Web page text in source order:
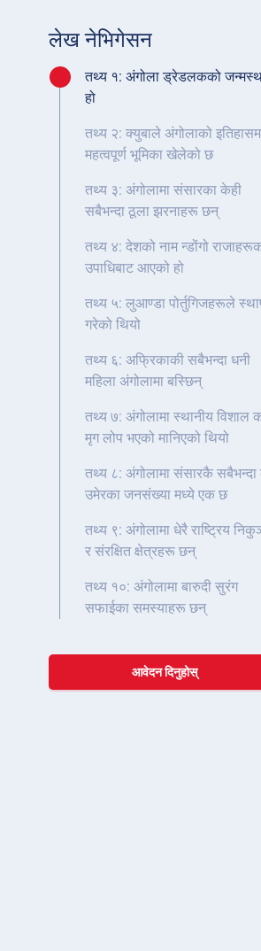
लेख नेभिगेसन
तथ्य १: अंगोला ड्रेडलकको
हो
तथ्य २: क्युबाले अंगोलाको
महत्वपूर्ण भूमिका खेलेको छ
तथ्य ३: अंगोलामा संसारका केही
सबैभन्दा ठूला झरनाहरू छन्
तथ्य ४: देशको नाम न्डोंगो
उपाधिबाट आएको हो
तथ्य ५: लुआण्डा पोर्तुगिजहरूले
गरेको थियो
तथ्य ६: अफ्रिकाकी सबैभन्दा धनी
महिला अंगोलामा बस्छिन्
तथ्य ७: अंगोलामा स्थानीय विशाल
मृग लोप भएको मानिएको थियो
तथ्य ८: अंगोलामा संसारकै
उमेरका जनसंख्या मध्ये एक छ
तथ्य ९: अंगोलामा धेरै राष्ट्रिय
र संरक्षित क्षेत्रहरू छन्
तथ्य १०: अंगोलामा बारुदी सुरंग
सफाईका समस्याहरू छन्
आवेदन दिनुहोस्